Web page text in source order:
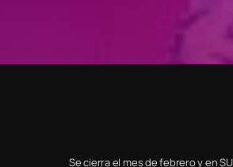
Se cierra el mes de febrero y en